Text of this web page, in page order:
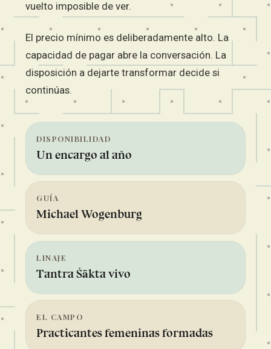
vuelto imposible de ver.
El precio mínimo es deliberadamente alto. La
capacidad de pagar abre la conversación. La
disposición a dejarte transformar decide si
continúas.
DISPONIBILIDAD
Un encargo al año
GUÍA
Michael Wogenburg
LINAJE
Tantra Śākta vivo
EL CAMPO
Practicantes femeninas formadas